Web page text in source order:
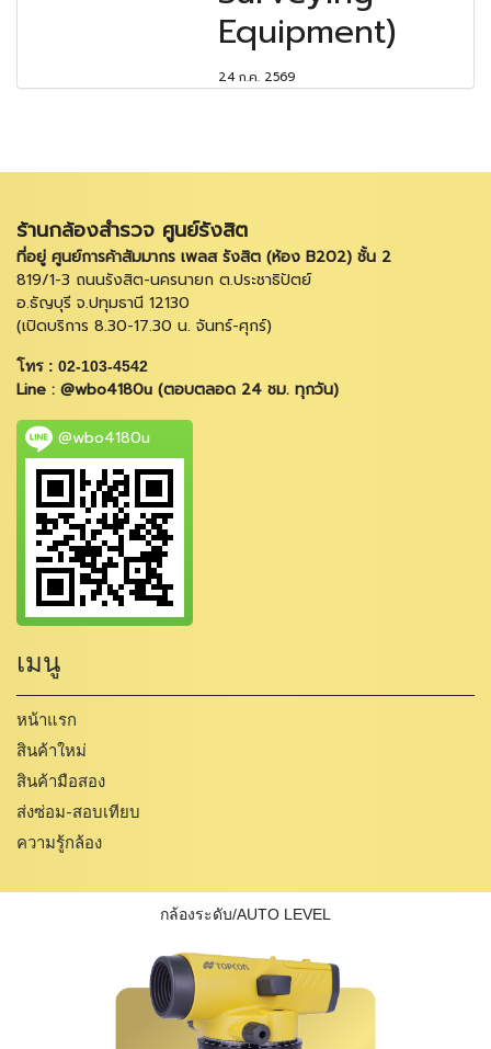
Equipment)
24 ก.ค. 2569
ร้านกล้องสำรวจ ศูนย์รังสิต
ที่อยู่ ศูนย์การค้าสัมมากร เพลส รังสิต (ห้อง B202) ชั้น 2
819/1-3 ถนนรังสิต-นครนายก ต.ประชาธิปัตย์
อ.ธัญบุรี จ.ปทุมธานี 12130
(เปิดบริการ 8.30-17.30 น. จันทร์-ศุกร์)
โทร : 02-103-4542
Line : @wbo4180u (ตอบตลอด 24 ชม. ทุกวัน)
@wbo4180u
เมนู
หน้าแรก
สินค้าใหม่
สินค้ามือสอง
ส่งซ่อม-สอบเทียบ
ความรู้กล้อง
กล้องระดับ/AUTO LEVEL